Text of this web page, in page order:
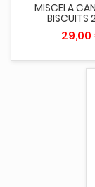
MISCELA
BISCUITS